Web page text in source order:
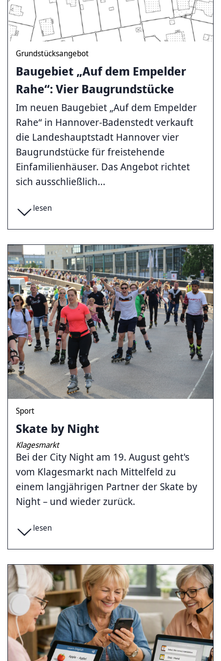
Grundstücksangebot
Baugebiet „Auf dem Empelder
Rahe“: Vier Baugrundstücke
Im neuen Baugebiet „Auf dem Empelder
Rahe“ in Hannover-Badenstedt verkauft
die Landeshauptstadt Hannover vier
Baugrundstücke für freistehende
Einfamilienhäuser. Das Angebot richtet
sich ausschließlich…
lesen
Sport
Skate by Night
Klagesmarkt
Bei der City Night am 19. August geht's
vom Klagesmarkt nach Mittelfeld zu
einem langjährigen Partner der Skate by
Night – und wieder zurück.
lesen